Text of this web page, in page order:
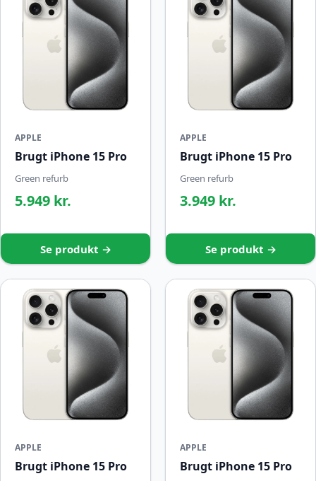
APPLE
Brugt iPhone 15 Pro
Green refurb
5.949 kr.
Se produkt →
APPLE
Brugt iPhone 15 Pro
Green refurb
3.949 kr.
Se produkt →
APPLE
Brugt iPhone 15 Pro
APPLE
Brugt iPhone 15 Pro